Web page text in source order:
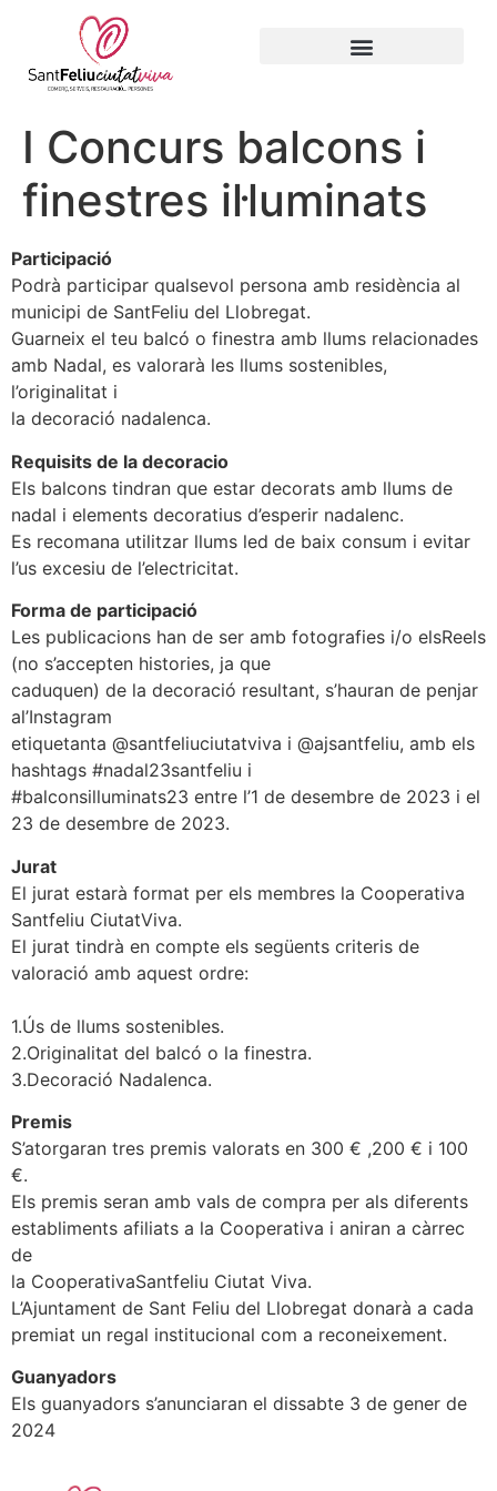
I Concurs balcons i
finestres il·luminats
Participació
Podrà participar qualsevol persona amb residència al
municipi de SantFeliu del Llobregat.
Guarneix el teu balcó o finestra amb llums relacionades
amb Nadal, es valorarà les llums sostenibles,
l’originalitat i
la decoració nadalenca.
Requisits de la decoracio
Els balcons tindran que estar decorats amb llums de
nadal i elements decoratius d’esperir nadalenc.
Es recomana utilitzar llums led de baix consum i evitar
l’us excesiu de l’electricitat.
Forma de participació
Les publicacions han de ser amb fotografies i/o elsReels
(no s’accepten histories, ja que
caduquen) de la decoració resultant, s’hauran de penjar
al’Instagram
etiquetanta @santfeliuciutatviva i @ajsantfeliu, amb els
hashtags #nadal23santfeliu i
#balconsilluminats23 entre l’1 de desembre de 2023 i el
23 de desembre de 2023.
Jurat
El jurat estarà format per els membres la Cooperativa
Santfeliu CiutatViva.
El jurat tindrà en compte els següents criteris de
valoració amb aquest ordre:
1.Ús de llums sostenibles.
2.Originalitat del balcó o la finestra.
3.Decoració Nadalenca.
Premis
S’atorgaran tres premis valorats en 300 € ,200 € i 100
€.
Els premis seran amb vals de compra per als diferents
establiments afiliats a la Cooperativa i aniran a càrrec
de
la CooperativaSantfeliu Ciutat Viva.
L’Ajuntament de Sant Feliu del Llobregat donarà a cada
premiat un regal institucional com a reconeixement.
Guanyadors
Els guanyadors s’anunciaran el dissabte 3 de gener de
2024